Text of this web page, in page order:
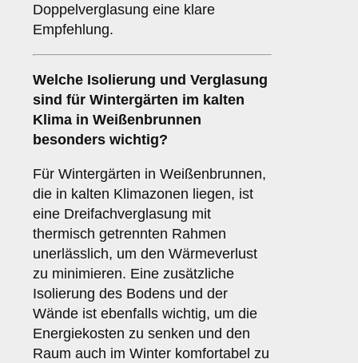
Doppelverglasung eine klare
Empfehlung.
Welche Isolierung und Verglasung
sind für Wintergärten im kalten
Klima in Weißenbrunnen
besonders wichtig?
Für Wintergärten in Weißenbrunnen,
die in kalten Klimazonen liegen, ist
eine Dreifachverglasung mit
thermisch getrennten Rahmen
unerlässlich, um den Wärmeverlust
zu minimieren. Eine zusätzliche
Isolierung des Bodens und der
Wände ist ebenfalls wichtig, um die
Energiekosten zu senken und den
Raum auch im Winter komfortabel zu